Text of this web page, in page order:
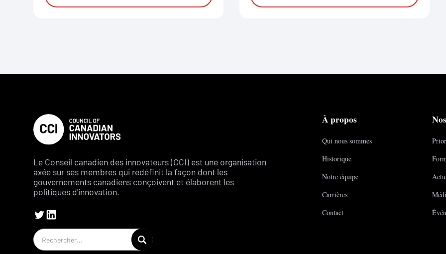
Le Conseil canadien des innovateurs (CCI) est une organisation
axée sur ses membres qui redéfinit la façon dont les
gouvernements canadiens conçoivent et élaborent les
politiques d'innovation.
À propos
Qui nous sommes
Historique
Notre équipe
Carrières
Contact